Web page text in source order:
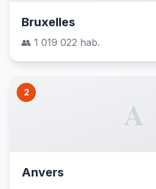
Bruxelles
👥 1 019 022 hab.
2
A
Anvers